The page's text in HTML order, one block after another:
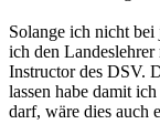
Solange ich nicht bei
ich den
Instructor des DSV.
lassen habe damit
darf, wäre dies auch